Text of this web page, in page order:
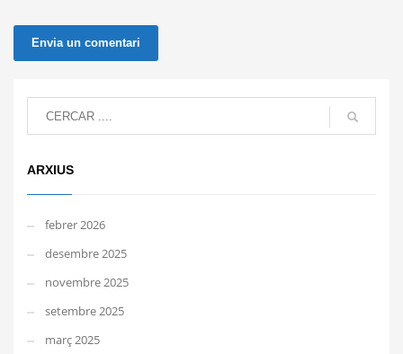
ARXIUS
febrer 2026
desembre 2025
novembre 2025
setembre 2025
març 2025